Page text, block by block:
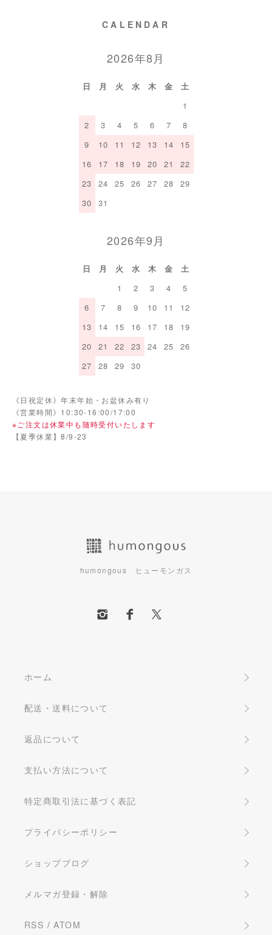
CALENDAR
2026年8月
日 月 火 水 木 金
土
1
2
3 4 5 6 7
8
9
10 11 12 13 14
15
16
17 18 19 20 21
22
23
24 25 26 27 28
29
30
31
2026年9月
日 月 火 水 木 金
土
1
2 3 4
5
6
7 8 9 10 11
12
13
14 15 16 17 18
19
20
21 22 23 24 25
26
27
28 29 30
《日祝定休》年末年始・お盆休み有り
《営業時間》10:30-16:00/17:00
※ご注文は休業中も随時受付いたします
【夏季休業】8/9-23
humongous ヒューモンガス
ホーム
配送・送料について
返品について
支払い方法について
特定商取引法に基づく表記
プライバシーポリシー
ショップブログ
メルマガ登録・解除
RSS /ATOM